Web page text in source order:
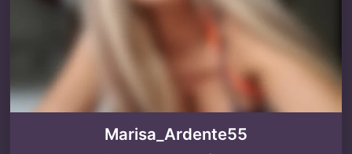
Marisa_Ardente55